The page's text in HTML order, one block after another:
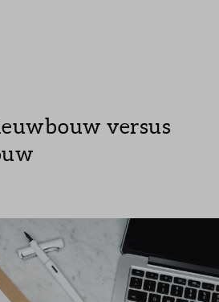
versus